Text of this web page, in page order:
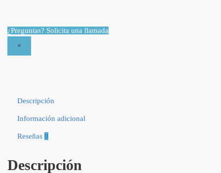
¿Preguntas? Solicita una llamada
×
Descripción
Información adicional
Reseñas 0
Descripción